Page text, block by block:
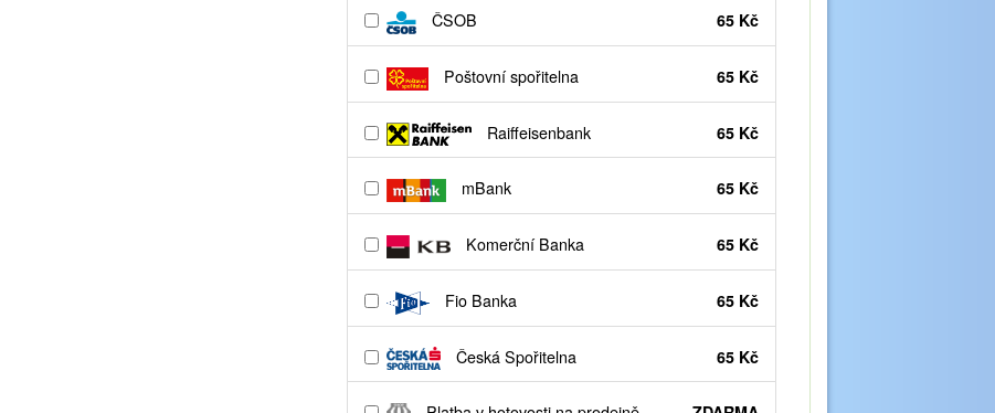
ČSOB 65 Kč
Poštovní spořitelna 65 Kč
Raiffeisenbank 65 Kč
mBank 65 Kč
Komerční Banka 65 Kč
Fio Banka 65 Kč
Česká Spořitelna 65 Kč